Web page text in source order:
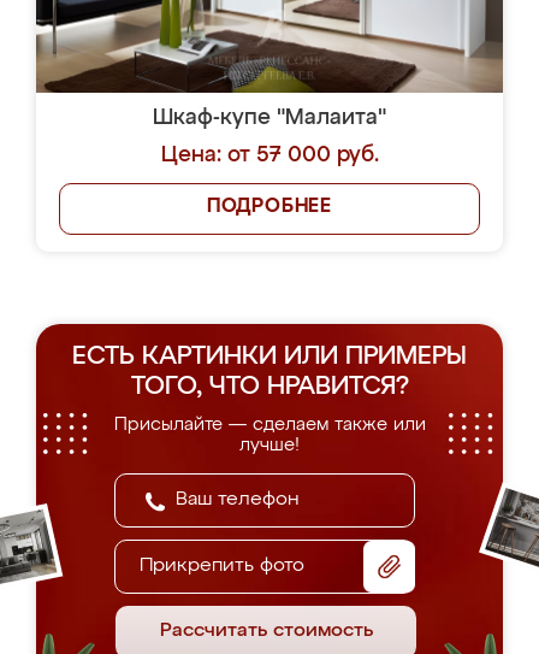
Шкаф-купе "Малаита"
Цена: от 57 000 руб.
ПОДРОБНЕЕ
ЕСТЬ КАРТИНКИ ИЛИ ПРИМЕРЫ
ТОГО, ЧТО НРАВИТСЯ?
Присылайте — сделаем также или
лучше!
Прикрепить фото
Рассчитать стоимость